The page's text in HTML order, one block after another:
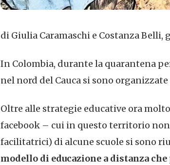
di Giulia Caramaschi e Costanza Belli,
In Colombia, durante la quarantena
nel nord del Cauca si sono
Oltre alle strategie educative ora
facebook – cui in questo territorio non
facilitatrici) di alcune scuole si sono
modello di educazione a distanza